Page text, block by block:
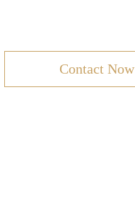
Contact Now